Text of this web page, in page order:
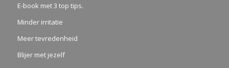
E-book met 3 top tips.
Minder irritatie
Meer tevredenheid
Blijer met jezelf